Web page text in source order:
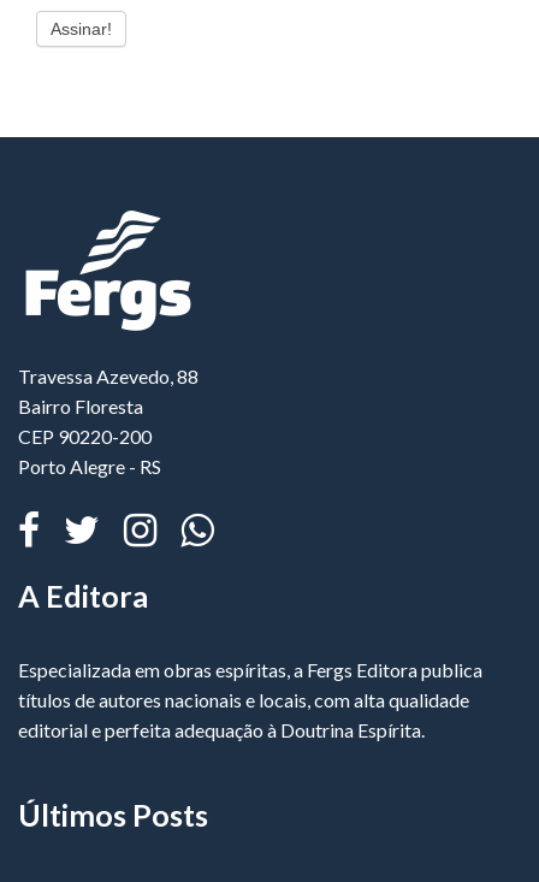
Assinar!
Travessa Azevedo, 88
Bairro Floresta
CEP 90220-200
Porto Alegre - RS
A Editora
Especializada em obras espíritas, a Fergs Editora publica
títulos de autores nacionais e locais, com alta qualidade
editorial e perfeita adequação à Doutrina Espírita.
Últimos Posts